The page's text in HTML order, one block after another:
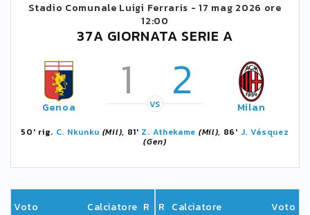
Stadio Comunale Luigi Ferraris -17 mag 2026 ore
12:00
37A GIORNATA SERIE A
Genoa 1 2
VS Milan
50' rig. C. Nkunku (Mil), 81' Z. Athekame (Mil), 86' J. Vásquez
(Gen)
Voto Calciatore R R Calciatore Voto